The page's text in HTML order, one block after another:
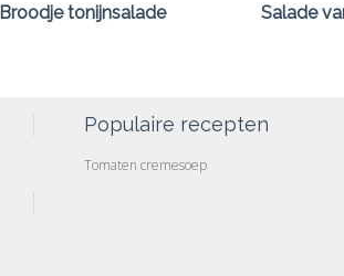
Broodje tonijnsalade
Salade
Populaire recepten
Tomaten cremesoep